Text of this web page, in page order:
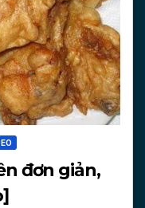
đơn giản,